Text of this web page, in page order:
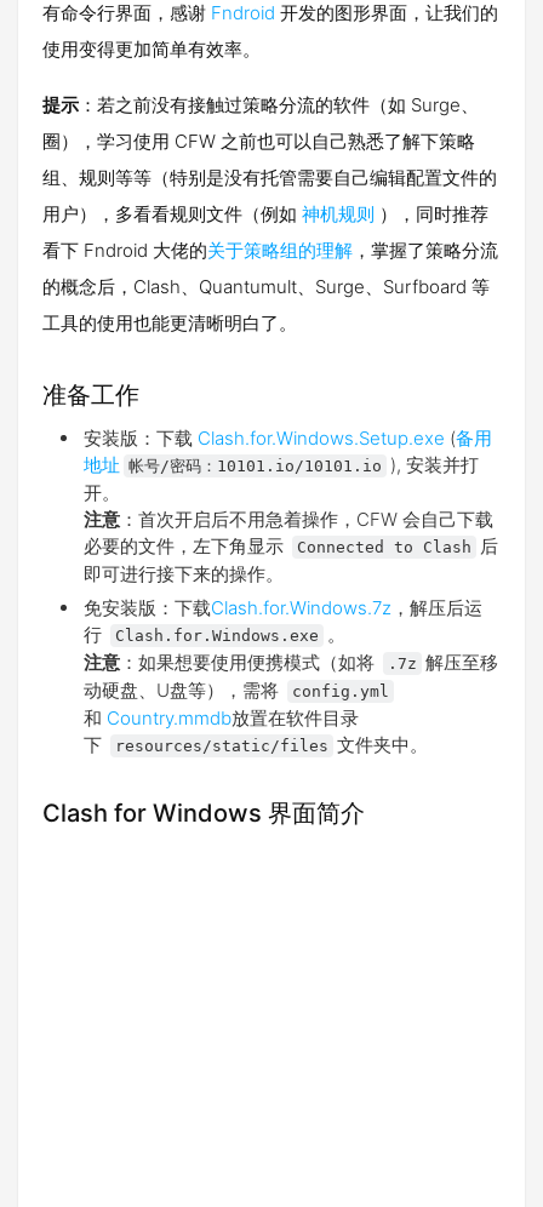
有命令行界面，感谢 Fndroid 开发的图形界面，让我们的
使用变得更加简单有效率。
提示 ：若之前没有接触过策略分流的软件（如 Surge、
圈），学习使用 CFW 之前也可以自己熟悉了解下策略
组、规则等等（特别是没有托管需要自己编辑配置文件的
用户），多看看规则文件（例如 神机规则 ），同时推荐
看下 Fndroid 大佬的关于策略组的理解 ，掌握了策略分流
的概念后，Clash、Quantumult、Surge、Surfboard 等
工具的使用也能更清晰明白了。
准备工作
安装版：下载 Clash.for.Windows.Setup.exe (备用
地址 帐号/密码：10101.io/10101.io ), 安装并打
开。
注意 ：首次开启后不用急着操作，CFW 会自己下载
必要的文件，左下角显示
Connected to Clash 后
即可进行接下来的操作。
免安装版：下载Clash.for.Windows.7z ，解压后运
行
Clash.for.Windows.exe 。
注意 ：如果想要使用便携模式（如将 .7z 解压至移
动硬盘、U盘等），需将
config.yml
和 Country.mmdb放置在软件目录
下
resources/static/files 文件夹中。
Clash for Windows 界面简介